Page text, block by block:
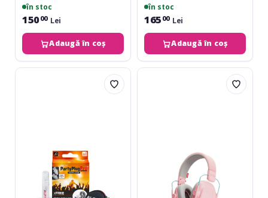
în stoc
15000 Lei
Adaugă în coș
în stoc
165 00 Lei
Adaugă în coș
Alpine
Alpine